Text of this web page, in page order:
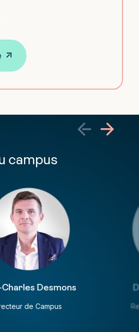
campus
Desmons
de Campus